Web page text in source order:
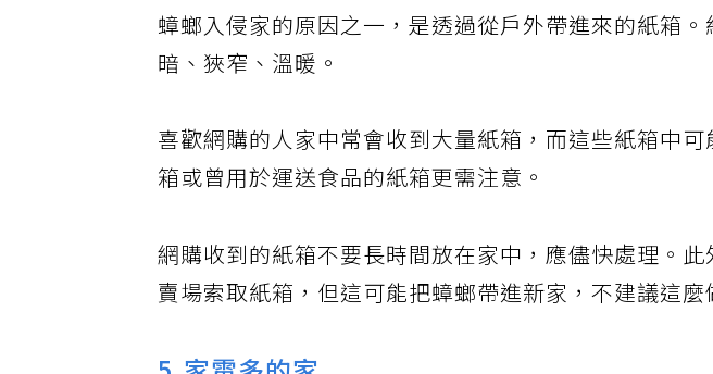
蟑螂入侵家的原因之一，是透過從戶外帶進來的紙箱。
暗、狹窄、溫暖。
喜歡網購的人家中常會收到大量紙箱，而這些紙箱中
箱或曾用於運送食品的紙箱更需注意。
網購收到的紙箱不要長時間放在家中，應儘快處理。
賣場索取紙箱，但這可能把蟑螂帶進新家，不建議這麼